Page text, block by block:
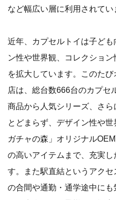
など幅広い層に利用されてい
近年、カプセルトイは子ど
ン性や世界観、コレクショ
を拡大しています。このた
店は、総台数666台のカプセ
商品から人気シリーズ、さ
とどまらず、デザイン性や
ガチャの森」オリジナル
の高いアイテムまで、充実
す。また駅直結というアク
の合間や通勤・通学途中に